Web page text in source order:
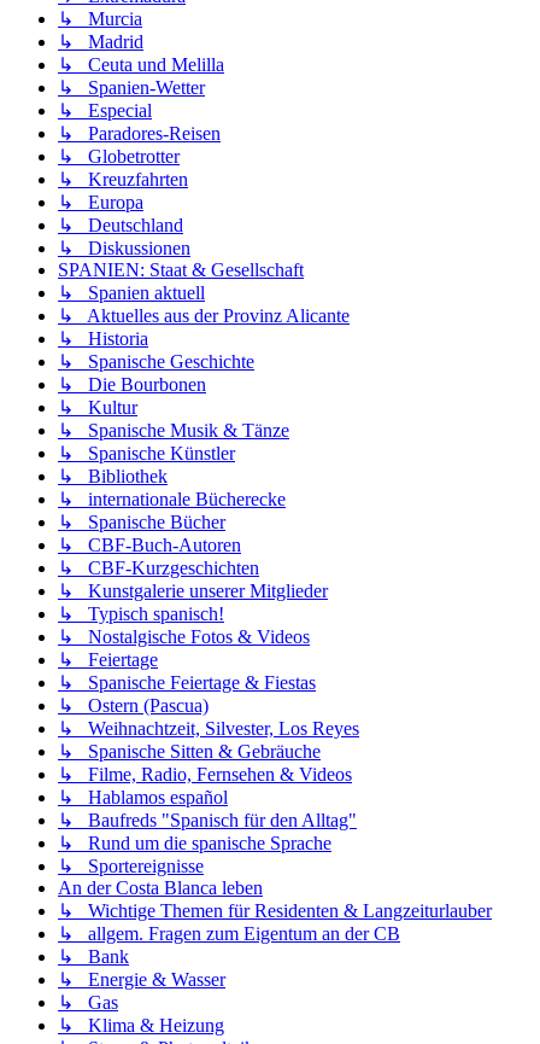
↳ Murcia
↳ Madrid
↳ Ceuta und Melilla
↳ Spanien-Wetter
↳ Especial
↳ Paradores-Reisen
↳ Globetrotter
↳ Kreuzfahrten
↳ Europa
↳ Deutschland
↳ Diskussionen
SPANIEN: Staat & Gesellschaft
↳ Spanien aktuell
↳ Aktuelles aus der Provinz Alicante
↳ Historia
↳ Spanische Geschichte
↳ Die Bourbonen
↳ Kultur
↳ Spanische Musik & Tänze
↳ Spanische Künstler
↳ Bibliothek
↳ internationale Bücherecke
↳ Spanische Bücher
↳ CBF-Buch-Autoren
↳ CBF-Kurzgeschichten
↳ Kunstgalerie unserer Mitglieder
↳ Typisch spanisch!
↳ Nostalgische Fotos & Videos
↳ Feiertage
↳ Spanische Feiertage & Fiestas
↳ Ostern (Pascua)
↳ Weihnachtzeit, Silvester, Los Reyes
↳ Spanische Sitten & Gebräuche
↳ Filme, Radio, Fernsehen & Videos
↳ Hablamos español
↳ Baufreds "Spanisch für den Alltag"
↳ Rund um die spanische Sprache
↳ Sportereignisse
An der Costa Blanca leben
↳ Wichtige Themen für Residenten & Langzeiturlauber
↳ allgem. Fragen zum Eigentum an der CB
↳ Bank
↳ Energie & Wasser
↳ Gas
↳ Klima & Heizung